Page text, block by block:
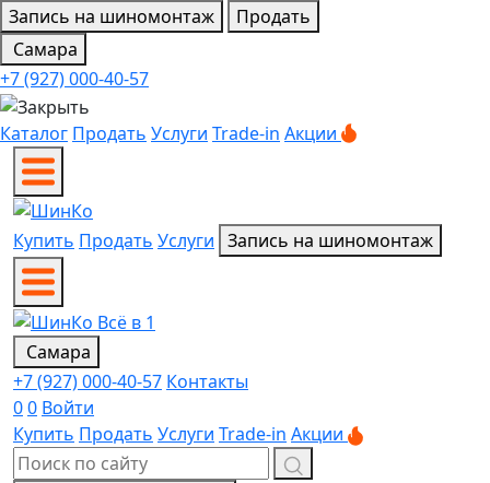
Запись на шиномонтаж
Продать
Самара
+7 (927) 000-40-57
Каталог Продать Услуги Trade-in Акции
Купить Продать Услуги Запись на шиномонтаж
Самара
+7 (927) 000-40-57 Контакты
00 Войти
Купить Продать Услуги Trade-in Акции